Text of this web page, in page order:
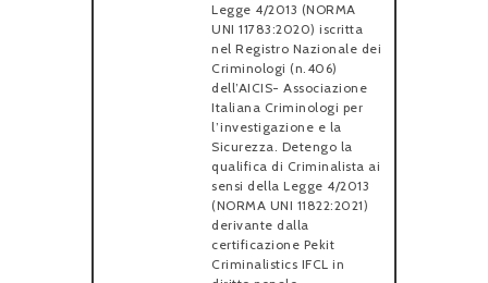
Legge 4/2013 (NORMA
UNI 11783:2020) iscritta
nel Registro Nazionale dei
Criminologi (n.406)
dell’AICIS- Associazione
Italiana Criminologi per
l’investigazione e la
Sicurezza. Detengo la
qualifica di Criminalista ai
sensi della Legge 4/2013
(NORMA UNI 11822:2021)
derivante dalla
certificazione Pekit
Criminalistics IFCL in